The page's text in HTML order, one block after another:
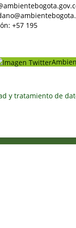
+57 195
y tratamiento de